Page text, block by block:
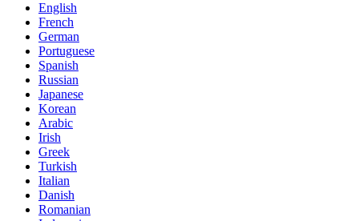
English
French
German
Portuguese
Spanish
Russian
Japanese
Korean
Arabic
Irish
Greek
Turkish
Italian
Danish
Romanian